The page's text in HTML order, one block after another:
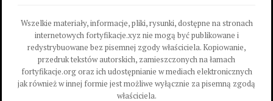
Wszelkie materiały, informacje, pliki, rysunki, dostępne na stronach
internetowych fortyfikacje.xyz nie mogą być publikowane i
redystrybuowane bez pisemnej zgody właściciela. Kopiowanie,
przedruk tekstów autorskich, zamieszczonych na łamach
fortyfikacje.org oraz ich udostępnianie w mediach elektronicznych
jak również w innej formie jest możliwe wyłącznie za pisemną zgodą
właściciela.